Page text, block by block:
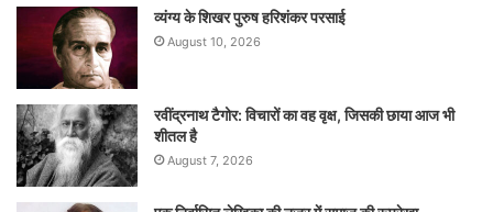
व्यंग्य के शिखर पुरुष हरिशंकर परसाई
August 10, 2026
रवींद्रनाथ टैगोर: विचारों का वह वृक्ष, जिसकी छाया आज भी
शीतल है
August 7, 2026